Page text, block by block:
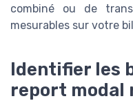
combiné ou de
mesurables sur votre
Identifier les
report